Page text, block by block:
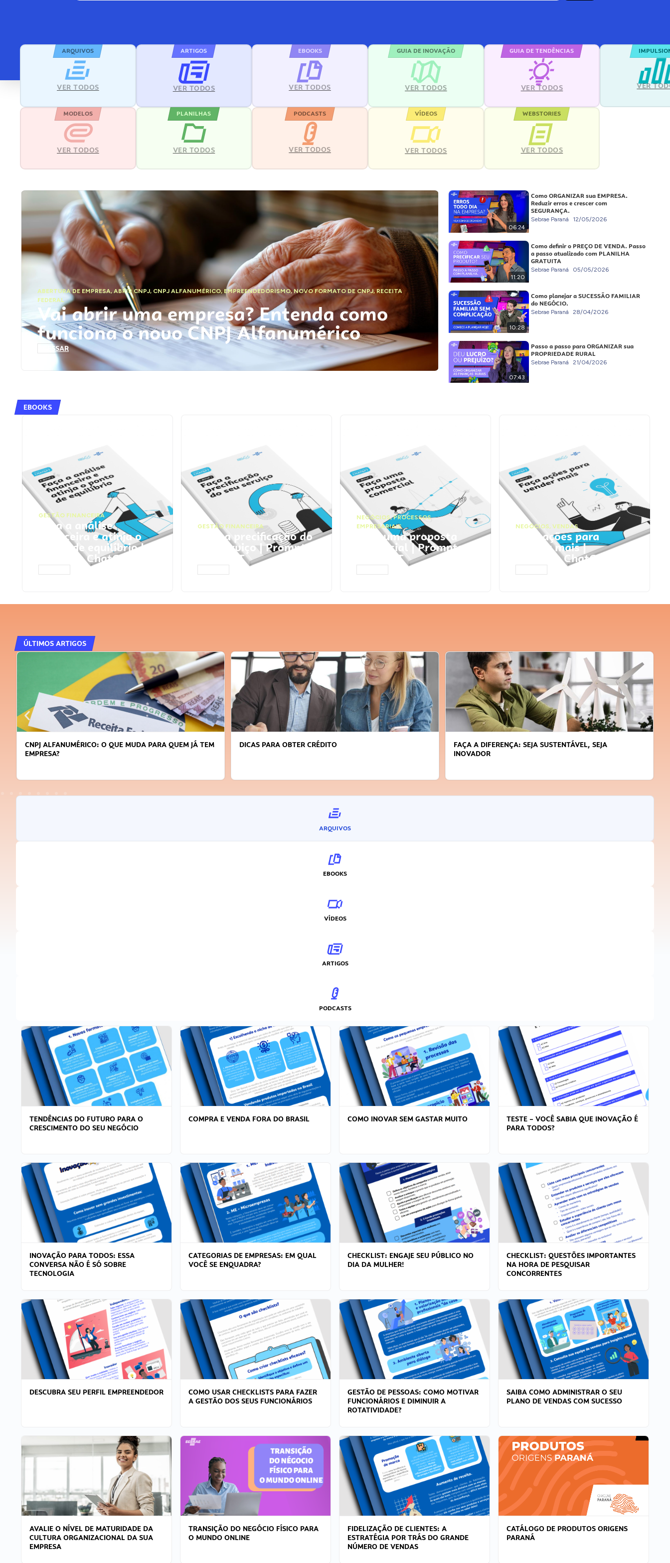
ARQUIVOS
VER TODOS
ARTIGOS
VER TODOS
EBOOKS
VER TODOS
GUIA DE INOVAÇÃO
VER TODOS
GUIA DE TENDÊNCIAS
VER TODOS VER
MODELOS
VER TODOS
PLANILHAS
VER TODOS
PODCASTS
VER TODOS
VÍDEOS
VER TODOS
WEBSTORIES
VER TODOS
ABERTURA DE EMPRESA,ABRIR CNPJ, CNPJ ALFANUMÉRICO, EMPREENDEDORISMO,NOVO FORMATO DE CNPJ,RECEITA
FEDERAL
Vai abrir uma empresa? Entenda como
funciona o novo CNPJ Alfanumérico
ACESSAR
06:24
Como ORGANIZAR sua EMPRESA.
Reduzir erros e crescer com
SEGURANÇA.
Sebrae Paraná 12/05/2026
11:20
Como definir o PREÇO DE VENDA. Passo
a passo atualizado com PLANILHA
GRATUITA
Sebrae Paraná 05/05/2026
10:28
Como planejar a SUCESSÃO FAMILIAR
do NEGÓCIO.
Sebrae Paraná 28/04/2026
07:43
Passo a passo para ORGANIZAR sua
PROPRIEDADE RURAL
Sebrae Paraná 21/04/2026
EBOOKS
GESTÃO FINANCEIRA
Faça a análise
financeira e atinja o
ponto de equilíbrio |
Prompts ChatGPT
GESTÃO FINANCEIRA
Faça a precificação do
seu serviço | Prompts
ChatGPT
NEGÓCIOS,PROCESSOS
EMPRESARIAIS
Faça uma proposta
comercial | Prompts
ChatGPT
NEGÓCIOS, VENDAS
Faça ações para
vender mais |
Prompts ChatGPT
ÚLTIMOS ARTIGOS
DICAS PARA OBTER CRÉDITO
FAÇA A DIFERENÇA: SEJA SUSTENTÁVEL, SEJA
APRENDA A GERENCIAR O SEU TEMPO
ARQUIVOS
EBOOKS
VÍDEOS
ARTIGOS
PODCASTS
TENDÊNCIAS DO FUTURO PARA O
CRESCIMENTO DO SEU NEGÓCIO
COMPRA E VENDA FORA DO BRASIL COMO INOVAR SEM GASTAR MUITO
TESTE – VOCÊ SABIA QUE INOVAÇÃO É
PARA TODOS?
INOVAÇÃO PARA TODOS: ESSA
CONVERSA NÃO É SÓ SOBRE
TECNOLOGIA
CATEGORIAS DE EMPRESAS: EM QUAL
VOCÊ SE ENQUADRA?
CHECKLIST: ENGAJE SEU PÚBLICO NO
DIA DA MULHER!
CHECKLIST: QUESTÕES IMPORTANTES
NA HORA DE PESQUISAR
CONCORRENTES
DESCUBRA SEU PERFIL EMPREENDEDOR
COMO USAR CHECKLISTS PARA FAZER
A GESTÃO DOS SEUS FUNCIONÁRIOS
GESTÃO DE PESSOAS: COMO MOTIVAR
FUNCIONÁRIOS E DIMINUIR A
ROTATIVIDADE?
SAIBA COMO ADMINISTRAR O SEU
PLANO DE VENDAS COM SUCESSO
AVALIE O NÍVEL DE MATURIDADE DA
CULTURA ORGANIZACIONAL DA SUA
EMPRESA
TRANSIÇÃO DO NEGÓCIO FÍSICO PARA
O MUNDO ONLINE
FIDELIZAÇÃO DE CLIENTES: A
ESTRATÉGIA POR TRÁS DO GRANDE
NÚMERO DE VENDAS
CATÁLOGO DE PRODUTOS ORIGENS
PARANÁ